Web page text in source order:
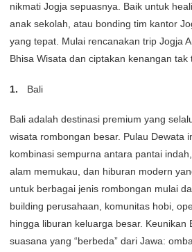
nikmati Jogja sepuasnya. Baik untuk
anak sekolah, atau bonding tim kantor
yang tepat. Mulai rencanakan trip Jogja
Bhisa Wisata dan ciptakan kenangan tak
Bali
Bali adalah destinasi premium yang
wisata rombongan besar. Pulau Dewata
kombinasi sempurna antara pantai
alam memukau, dan hiburan modern
untuk berbagai jenis rombongan mulai
building perusahaan, komunitas hobi,
hingga liburan keluarga besar. Keunikan
suasana yang “berbeda” dari Jawa: